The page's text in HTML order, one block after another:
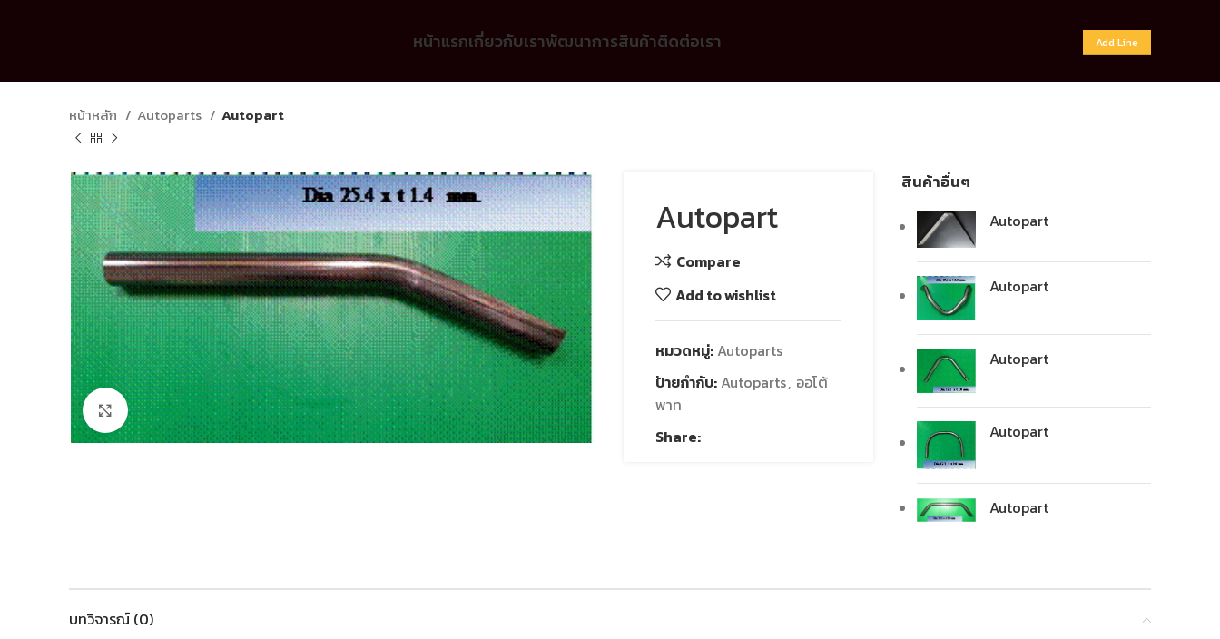
หน้าแรกเกี่ยวกับเราพัฒนาการสินค้าติดต่อเรา Add Line
หน้าหลัก Autoparts Autopart
Click to enlarge
Autopart
Compare
Add to wishlist
หมวดหมู่: Autoparts
ป้ายกำกับ: Autoparts, ออโต้
พาท
Share:
สินค้าอื่นๆ
Autopart
Autopart
Autopart
Autopart
Autopart
บทวิจารณ์ (0)